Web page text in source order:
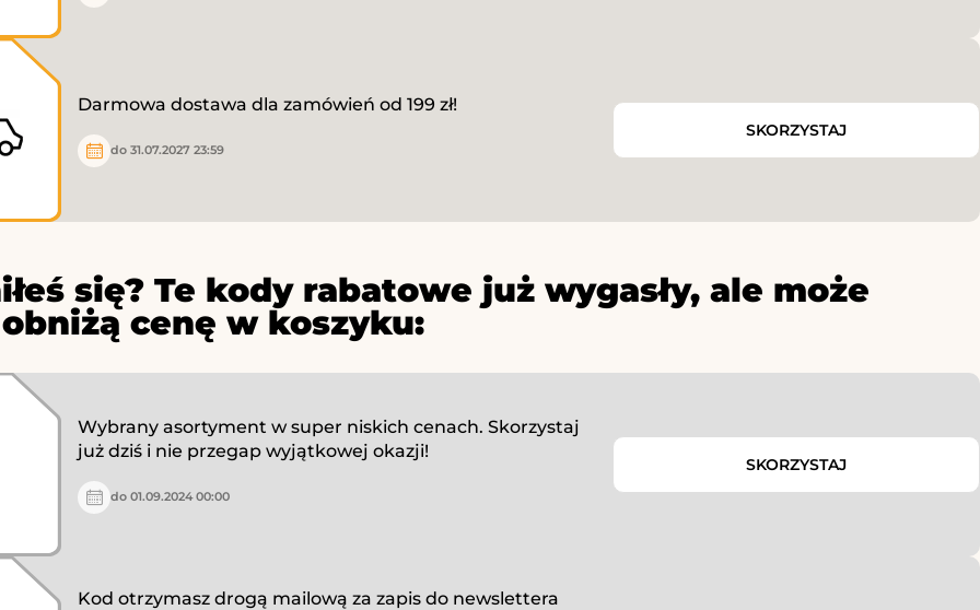
Darmowa dostawa dla zamówień od 199 zł!
do 31.07.2027 23:59
SKORZYSTAJ
się? Te kody rabatowe już wygasły, ale może
cenę w koszyku:
Wybrany asortyment w super niskich cenach. Skorzystaj
już dziś i nie przegap wyjątkowej okazji!
do 01.09.2024 00:00
SKORZYSTAJ
Kod otrzymasz drogą mailową za zapis do newslettera